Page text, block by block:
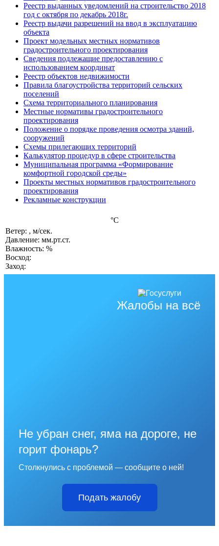
Реестр выданных уведомлений на строительство 2018
год с октября по декабрь 2018г.
Реестр выдачи разрешений на ввод в эксплуатацию
объекта
Проект модельных местных нормативов
градостроительного проектирования
Сведения подлежащие предоставлению с
использованием координат
Реестр объектов недвижимости
Правила благоустройства территорий сельских
поселений
Схема территориального планирования
Местные нормативы градостроительного
проектирования
Положение о порядке проведения осмотра зданий,
сооружений
Схемы прилегающих территорий
Калькулятор процедур в сфере строительства
Муниципальная программа «Формирование
комфортной городской среды»
Проекты местных нормативов градостроительного
проектирования
Рекламные конструкции
°C
Ветер: , м/сек.
Давление: мм.рт.ст.
Влажность: %
Восход:
Заход:
Жалобы на всё
Не убран снег, яма на дороге, не
горит фонарь?
Столкнулись с проблемой — сообщите о ней!
Подать жалобу